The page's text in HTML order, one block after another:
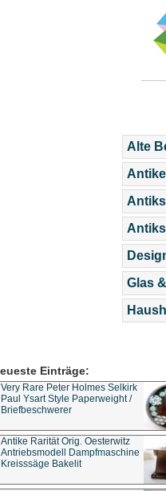
Alte
Antike
Glas
Einträge:
Very Rare Peter Holmes Selkirk
Paul Ysart Style Paperweight /
Briefbeschwerer
Antike Rarität Orig. Oesterwitz
Antriebsmodell Dampfmaschine
Kreisssäge Bakelit